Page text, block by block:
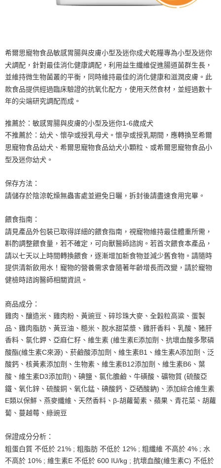
希爾思寵物食品敏感胃腸與皮膚小型及迷你成犬乾糧專為小型及迷你
犬調配，針對最佳消化健康調配，利用益生纖維促進腸道菌群生長，
並維持微生物菌叢的平衡，同時維持最佳的消化健康和滋潤皮膚。此
款食品提供經過臨床驗證的抗氧化配方，使用天然食材，並經過數十
年的尖端研究調配而成。
推薦於：敏感胃腸與皮膚的小型及迷你1-6歲成犬
不推薦於：幼犬、懷孕或授乳母犬。懷孕或授乳期間，應轉換至希爾
思寵物食品幼犬、希爾思寵物食品幼犬小顆粒、或希爾思寵物食品小
型及迷你幼犬。
保存方法：
請儲存於陰涼乾燥無蟲害處並避免日曬，拆封後請盡速食用完畢。
餵食指南：
請見產品外包裝已取得詳細的餵食指南，視寵物維持最佳體重所需，
斟酌調整餵食量，若不確定，可向獸醫師諮詢。若首次餵食本產品，
請以七天以上時間轉換餵食，逐漸增加新食物並減少舊食物。請隨時
提供清新飲用水！寵物的營養需求會隨著年齡增長而改變，請於寵物
健檢時諮詢醫師相關資訊。
商品成分：
雞肉、釀造米、雞肉粉、黃豌豆、碎珍珠大麥、全穀粒高粱、蛋製
品、雞肉脂肪、黃豆油、糙米、脫水甜菜漿、雞肝香料、乳酸、豬肝
香料、氯化鉀、亞麻仁籽、維生素 (維生素E添加劑、抗壞血酸多聚磷
酸酯(維生素C來源)、菸鹼酸添加劑、維生素B1、維生素A添加劑、泛
酸鈣、核黃素添加劑、生物素、維生素B12添加劑、維生素B6、葉
酸、維生素D3添加劑)、碘鹽、氯化膽鹼、牛磺酸、礦物質 (硫酸亞
鐵、氧化鋅、硫酸銅、氧化錳、碘酸鈣、亞硒酸鈉)、添加綜合維生素
E類以保鮮、燕麥纖維、天然香料、β-胡蘿蔔素、蘋果、青花菜、胡蘿
蔔、蔓越莓、綠豌豆
保證成分分析：
粗蛋白質 不低於 21% ; 粗脂肪 不低於 12% ; 粗纖維 不高於 4% ; 水
不高於 10% ; 維生素E 不低於 600 IU/kg ; 抗壞血酸(維生素C) 不低於